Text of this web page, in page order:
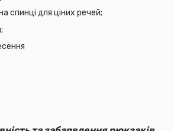
спинці для ціних речей;